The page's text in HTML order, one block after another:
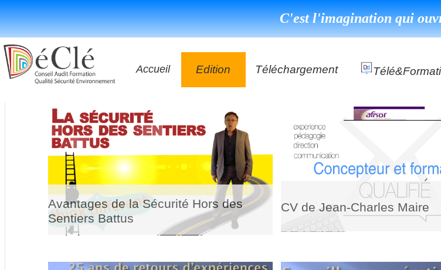
C'est l'imagination qui
Accueil Edition
Les applications
DéClé Excellence
DéClé Excellence
Les livres
Téléchargement
Avantages de la Sécurité Hors des
Sentiers Battus
CV de Jean-Charles Maire